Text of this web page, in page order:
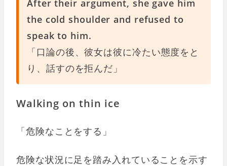
After their argument, she gave him
the cold shoulder and refused to
speak to him.
「口論の後、彼女は彼に冷たい態度をと
り、話すのを拒んだ」
Walking on thin ice
「危険なことをする」
危険な状況に足を踏み入れていることを示す